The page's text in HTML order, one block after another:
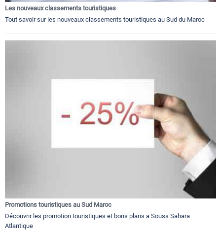
Les nouveaux classements touristiques
Tout savoir sur les nouveaux classements touristiques au Sud du Maroc
Promotions touristiques au Sud Maroc
Découvrir les promotion touristiques et bons plans a Souss Sahara
Atlantique